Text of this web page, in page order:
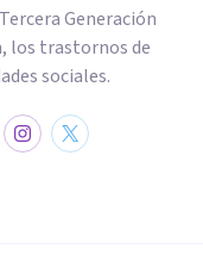
Generación
los trastornos de
sociales.